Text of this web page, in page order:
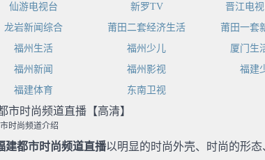
仙游电视台 新罗TV 晋江电
龙岩新闻综合
莆田二套经济生活 莆田一套
福州生活
福州少儿 厦门生
福州新闻
福州影视 福建
福建体育
东南卫视
市时尚频道直播【高清】
时尚频道介绍
建都市时尚频道直播以明显的时尚外壳、时尚的形